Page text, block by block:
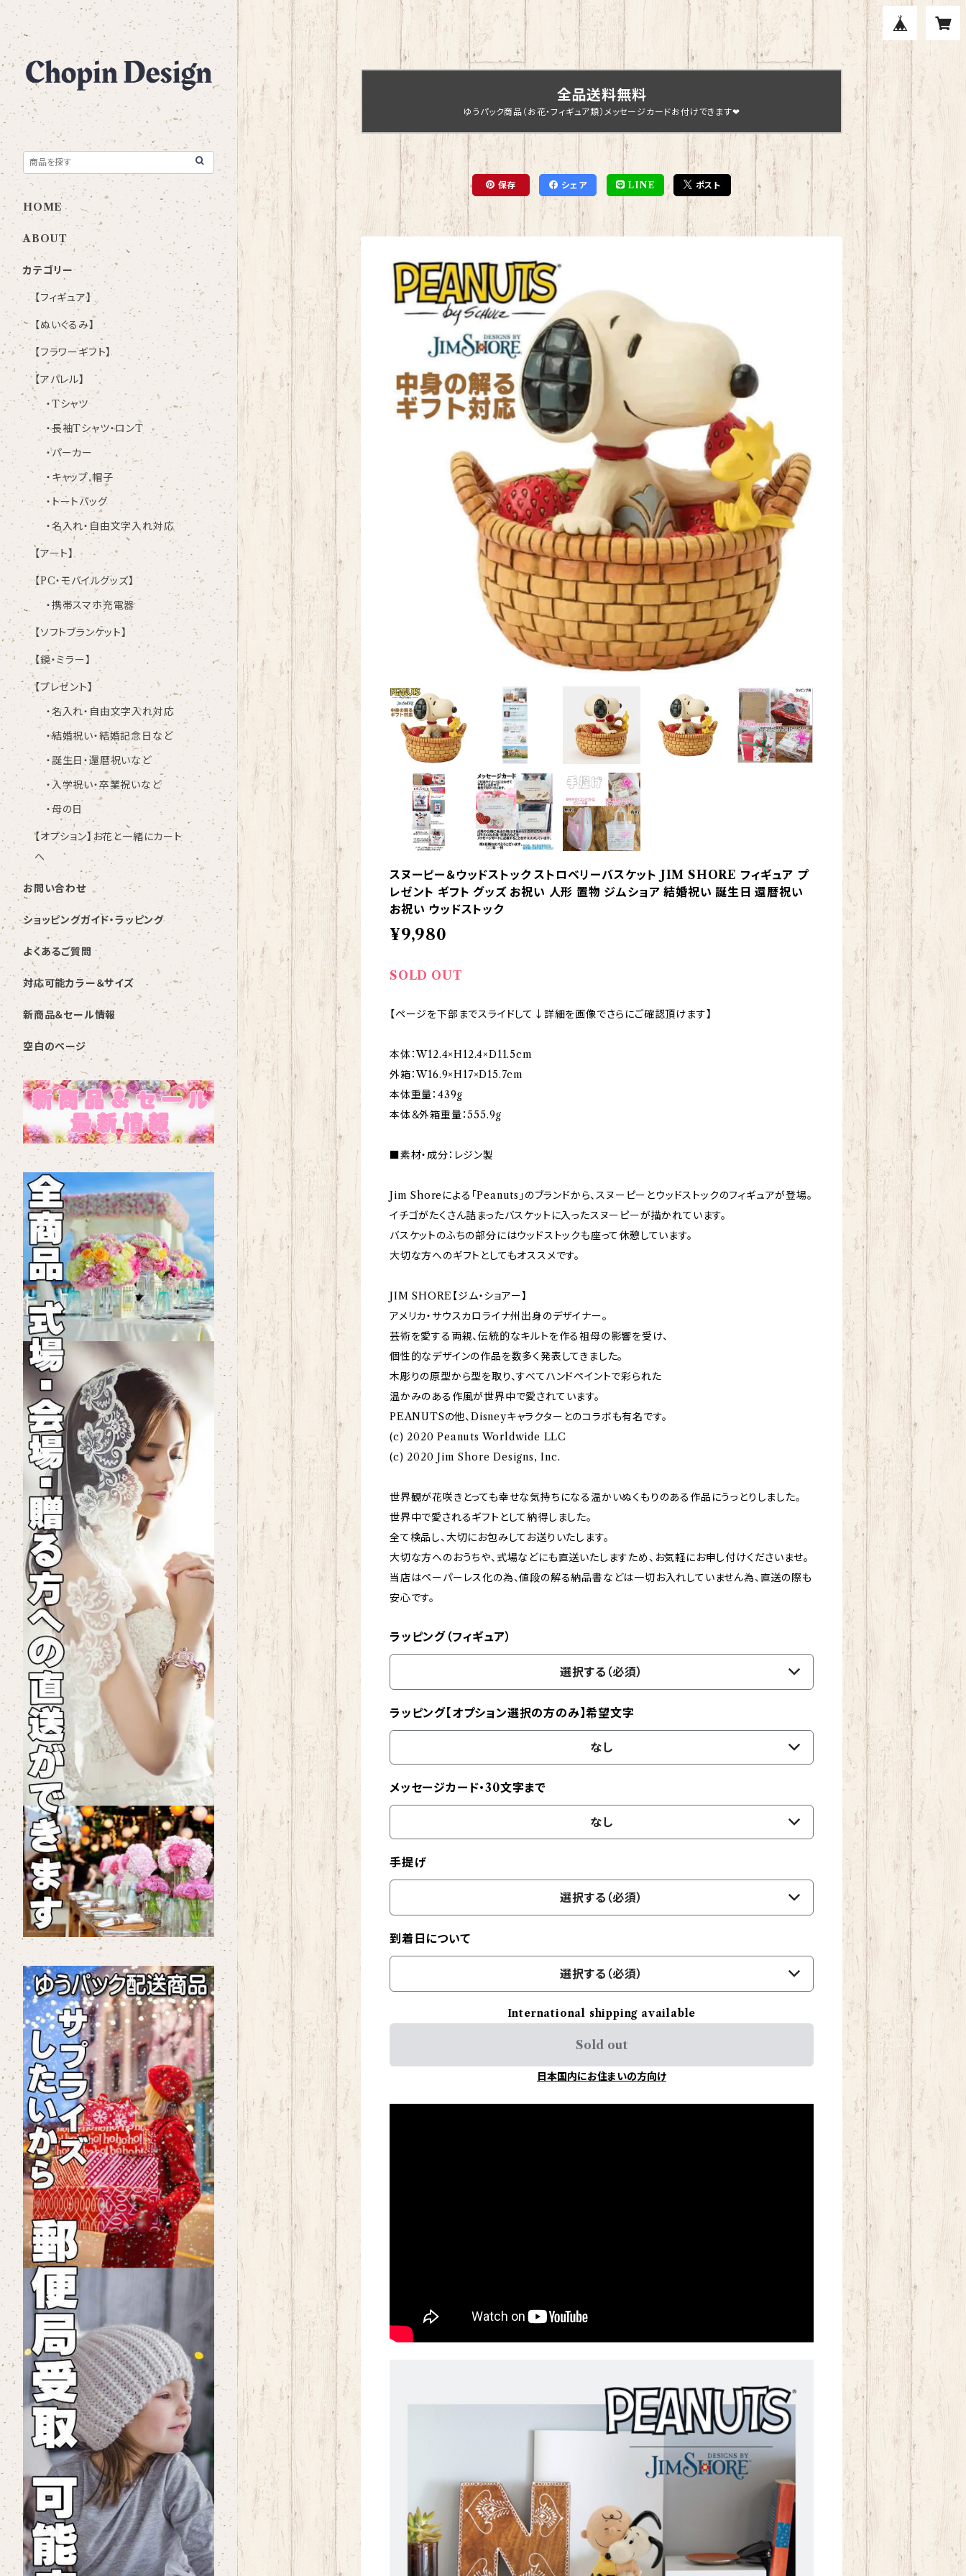
全品送料無料
ゆうパック商品（お花・フィギュア類）メッセージカードお付けできます❤
保存 シェア LINE ポスト
スヌーピー＆ウッドストック ストロベリーバスケット JIM SHORE フィギュア プ
レゼント ギフト グッズ お祝い 人形 置物 ジムショア 結婚祝い 誕生日 還暦祝い
お祝い ウッドストック
¥9,980
SOLD OUT
【ページを下部までスライドして↓詳細を画像でさらにご確認頂けます】
本体：W12.4×H12.4×D11.5cm
外箱：W16.9×H17×D15.7cm
本体重量：439g
本体＆外箱重量：555.9g
■素材・成分：レジン製
Jim Shoreによる「Peanuts」のブランドから、スヌーピーとウッドストックのフィギュアが登場。
イチゴがたくさん詰まったバスケットに入ったスヌーピーが描かれています。
バスケットのふちの部分にはウッドストックも座って休憩しています。
大切な方へのギフトとしてもオススメです。
JIM SHORE【ジム・ショアー】
アメリカ・サウスカロライナ州出身のデザイナー。
芸術を愛する両親、伝統的なキルトを作る祖母の影響を受け、
個性的なデザインの作品を数多く発表してきました。
木彫りの原型から型を取り、すべてハンドペイントで彩られた
温かみのある作風が世界中で愛されています。
PEANUTSの他、Disneyキャラクターとのコラボも有名です。
(c) 2020 Peanuts Worldwide LLC
(c) 2020 Jim Shore Designs, Inc.
世界観が花咲きとっても幸せな気持ちになる温かいぬくもりのある作品にうっとりしました。
世界中で愛されるギフトとして納得しました。
全て検品し、大切にお包みしてお送りいたします。
大切な方へのおうちや、式場などにも直送いたしますため、お気軽にお申し付けくださいませ。
当店はペーパーレス化の為、値段の解る納品書などは一切お入れしていません為、直送の際も
安心です。
ラッピング（フィギュア）
選択する（必須）
ラッピング【オプション選択の方のみ】希望文字
なし
メッセージカード・30文字まで
なし
手提げ
選択する（必須）
到着日について
選択する（必須）
International shipping available
Sold out
日本国内にお住まいの方向け
HOME
ABOUT
カテゴリー
【フィギュア】
【ぬいぐるみ】
【フラワーギフト】
【アパレル】
・Tシャツ
・長袖Tシャツ・ロンT
・パーカー
・キャップ,帽子
・トートバッグ
・名入れ・自由文字入れ対応
【アート】
【PC・モバイルグッズ】
・携帯スマホ充電器
【ソフトブランケット】
【鏡・ミラー】
【プレゼント】
・名入れ・自由文字入れ対応
・結婚祝い・結婚記念日など
・誕生日・還暦祝いなど
・入学祝い・卒業祝いなど
・母の日
【オプション】お花と一緒にカート
へ
お問い合わせ
ショッピングガイド・ラッピング
よくあるご質問
対応可能カラー＆サイズ
新商品＆セール情報
空白のページ